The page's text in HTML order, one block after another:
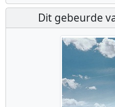
Dit gebeurde